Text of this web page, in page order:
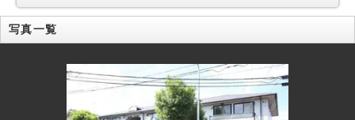
写真一覧